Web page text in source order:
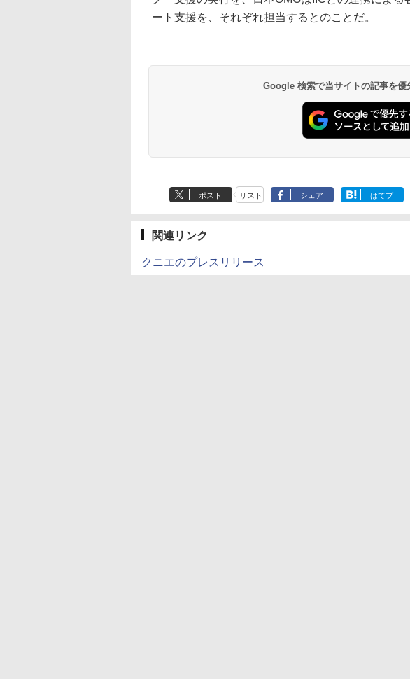
ート支援を、それぞれ担当するとのことだ。
Google 検索で当サイトの記事を優
ポスト リスト シェア はてブ
関連リンク
クニエのプレスリリース